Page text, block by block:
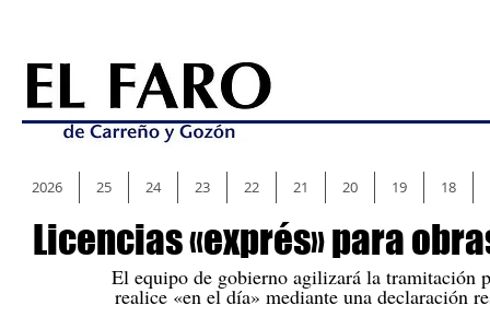
Licencias «exprés» para
El equipo de gobierno agilizará la tramitación
realice «en el día» mediante una declaración
2026 25 24 23 22 21 20 19 18